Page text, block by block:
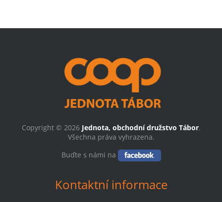
Copyright © 2026 Jednota, obchodní družstvo Tábor.
Všechna práva vyhrazena.
Buďte s námi na
Kontaktní informace